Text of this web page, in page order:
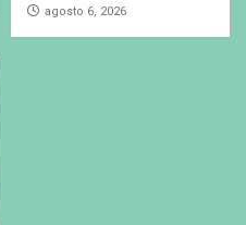
agosto 6, 2026